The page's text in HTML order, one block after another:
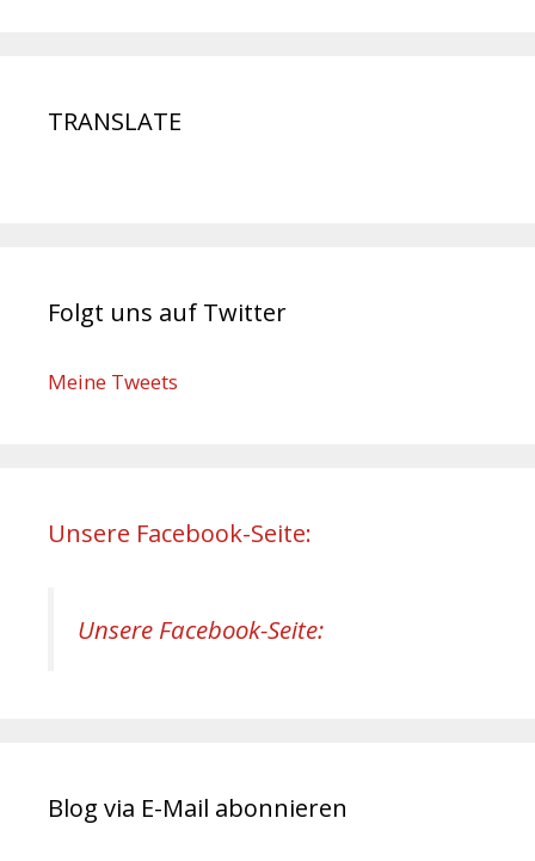
TRANSLATE
Folgt uns auf Twitter
Meine Tweets
Unsere Facebook-Seite:
Unsere Facebook-Seite:
Blog via E-Mail abonnieren